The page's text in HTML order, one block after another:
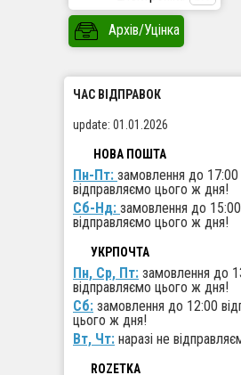
Архів/Уцінка
ЧАС ВІДПРАВОК
update: 01.01.2026
НОВА ПОШТА
Пн-Пт:замовлення до 17:00
відправляємо цього ж дня!
Сб-Нд: замовлення до 15:00
відправляємо цього ж дня!
УКРПОЧТА
Пн, Ср, Пт: замовлення до
відправляємо цього ж дня!
Сб: замовлення до 12:00
цього ж дня!
Вт, Чт: наразі не